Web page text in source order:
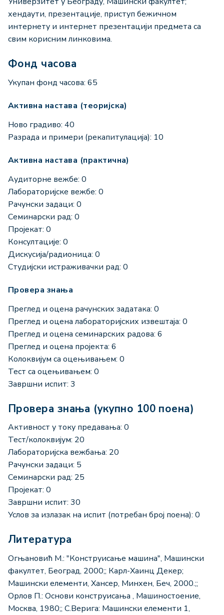
хендаути, презентације, приступ бежичном
интернету и интернет презентацији предмета са
свим корисним линковима.
Фонд часова
Укупан фонд часова: 65
Активна настава (теоријска)
Ново градиво: 40
Разрада и примери (рекапитулација): 10
Активна настава (практична)
Аудиторне вежбе: 0
Лабораторијске вежбе: 0
Рачунски задаци: 0
Семинарски рад: 0
Пројекат: 0
Консултације: 0
Дискусија/радионица: 0
Студијски истраживачки рад: 0
Провера знања
Преглед и оцена рачунских задатака: 0
Преглед и оцена лабораторијских извештаја: 0
Преглед и оцена семинарских радова: 6
Преглед и оцена пројекта: 6
Колоквијум са оцењивањем: 0
Тест са оцењивањем: 0
Завршни испит: 3
Провера знања (укупно 100 поена)
Активност у току предавања: 0
Тест/колоквијум: 20
Лабораторијска вежбања: 20
Рачунски задаци: 5
Семинарски рад: 25
Пројекат: 0
Завршни испит: 30
Услов за излазак на испит (потребан број поена): 0
Литература
Огњановић М.: "Конструисање машина", Машински
факултет, Београд, 2000;; Карл-Хаинц Декер;
Машински елементи, Хансер, Минхен, Беч, 2000.;;
Орлов П.: Основи конструисања , Mашиностоение,
Москва, 1980;; С.Верига: Машински елементи 1,